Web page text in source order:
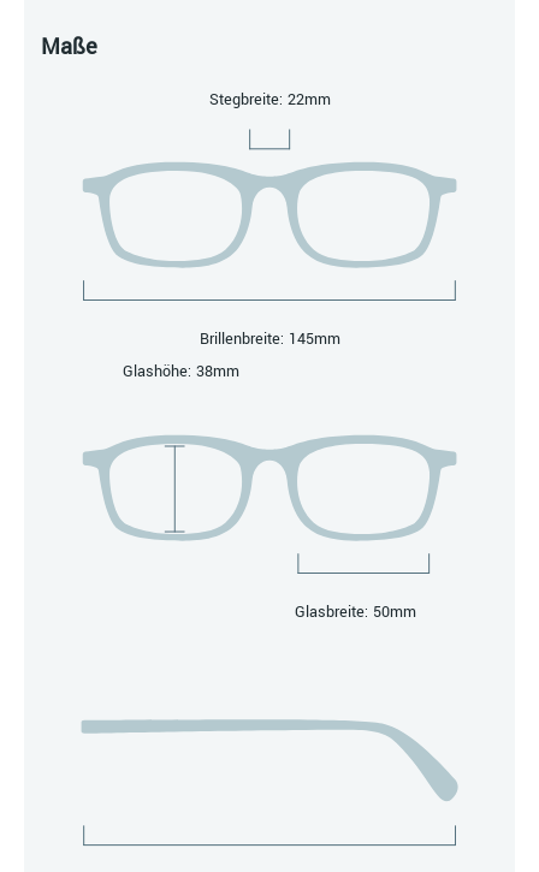
Maße
Stegbreite: 22mm
Brillenbreite: 145mm
Glashöhe: 38mm
Glasbreite: 50mm